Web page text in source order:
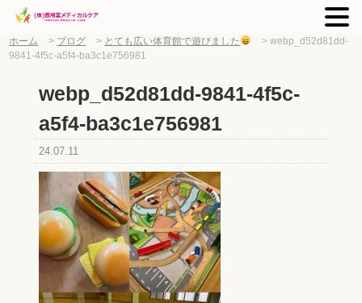
ホーム > ブログ > とても広い体育館で遊びました > webp_d52d81dd-
9841-4f5c-a5f4-ba3c1e756981
webp_d52d81dd-9841-4f5c-
a5f4-ba3c1e756981
24.07.11